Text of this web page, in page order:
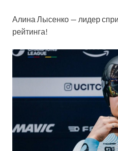
Алина Лысенко — лидер
рейтинга!